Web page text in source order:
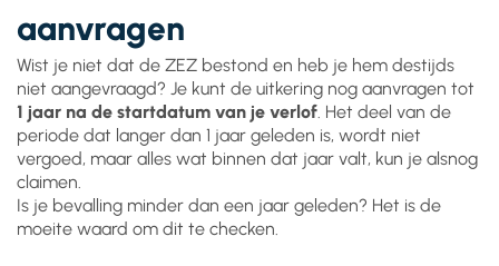
aanvragen
Wist je niet dat de ZEZ bestond en heb je hem destijds
niet aangevraagd? Je kunt de uitkering nog aanvragen tot
1 jaar na de startdatum van je verlof . Het deel van de
periode dat langer dan 1 jaar geleden is, wordt niet
vergoed, maar alles wat binnen dat jaar valt, kun je alsnog
claimen.
Is je bevalling minder dan een jaar geleden? Het is de
moeite waard om dit te checken.